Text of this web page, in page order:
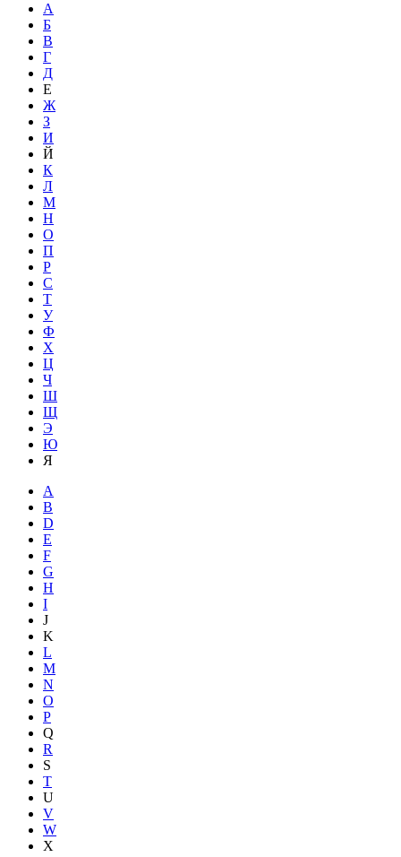
А
Б
В
Г
Д
Е
Ж
З
И
Й
К
Л
М
Н
О
П
Р
С
Т
У
Ф
Х
Ц
Ч
Ш
Щ
Э
Ю
Я
A
B
D
E
F
G
H
I
J
K
L
M
N
O
P
Q
R
S
T
U
V
W
X